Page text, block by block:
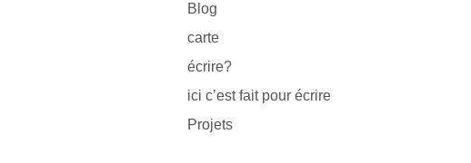
Blog
carte
écrire?
ici c’est fait pour écrire
Projets